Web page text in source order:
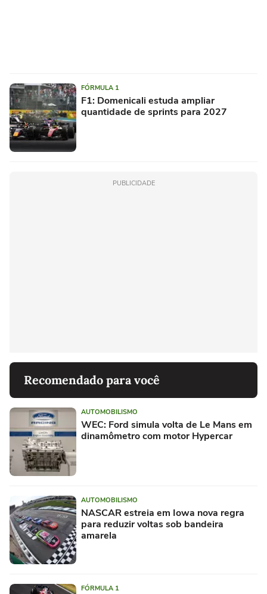
FÓRMULA 1
F1: Domenicali estuda ampliar
quantidade de sprints para 2027
PUBLICIDADE
Recomendado para você
AUTOMOBILISMO
WEC: Ford simula volta de Le Mans em
dinamômetro com motor Hypercar
AUTOMOBILISMO
NASCAR estreia em Iowa nova regra
para reduzir voltas sob bandeira
amarela
FÓRMULA 1